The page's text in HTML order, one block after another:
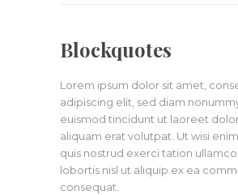
Blockquotes
Lorem ipsum dolor sit amet,
adipiscing elit, sed diam
euismod tincidunt ut laoreet
aliquam erat volutpat. Ut wisi
quis nostrud exerci tation
lobortis nisl ut aliquip ex ea
consequat.